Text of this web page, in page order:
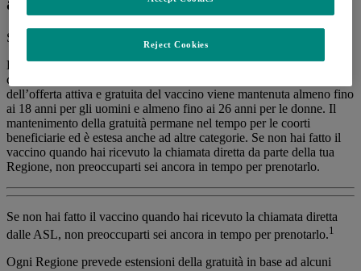
Scopri qui sotto come vaccinarti nella tua Regione.
La vaccinazione è raccomandata e gratuita per ragazzi e ragazze al
compimento degli 11 anni. In tutte le Regioni l’estensione
dell’offerta attiva e gratuita del vaccino viene mantenuta almeno fino
ai 18 anni per gli uomini e almeno fino ai 26 anni per le donne. Il
mantenimento della gratuità permane nel tempo per le coorti
beneficiarie ed è estesa anche ad altre categorie. Se non hai fatto il
vaccino quando hai ricevuto la chiamata diretta da parte della tua
Regione, non preoccuparti sei ancora in tempo per prenotarlo.
Se non hai fatto il vaccino quando hai ricevuto la chiamata diretta
dalle ASL, non preoccuparti sei ancora in tempo per prenotarlo.1
Ogni Regione prevede estensioni della gratuità in base ad alcuni
Reject Cookies